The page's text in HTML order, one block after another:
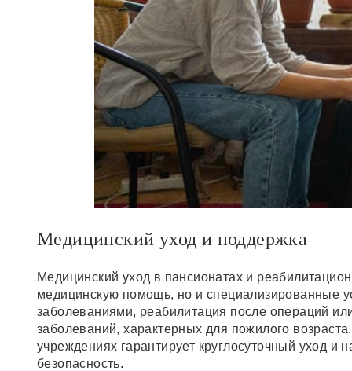
Медицинский уход и поддержка
Медицинский уход в пансионатах и
медицинскую помощь, но и специализированные
заболеваниями, реабилитация после операций
заболеваний, характерных для пожилого
учреждениях гарантирует круглосуточный уход
безопасность.